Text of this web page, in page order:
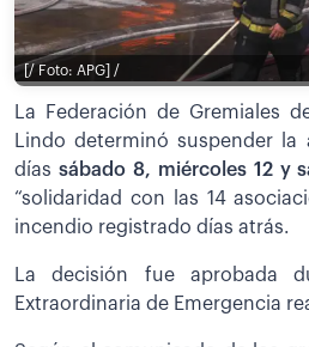
[/ Foto: APG] /
La Federación de Gremiales
Lindo determinó suspender
días sábado 8, miércoles 12 y
“solidaridad con las 14
incendio registrado días atrás.
La decisión fue aprobada
Extraordinaria de Emergencia